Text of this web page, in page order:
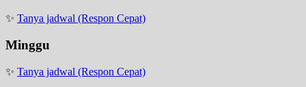
✨ Tanya jadwal (Respon Cepat)
Minggu
✨ Tanya jadwal (Respon Cepat)